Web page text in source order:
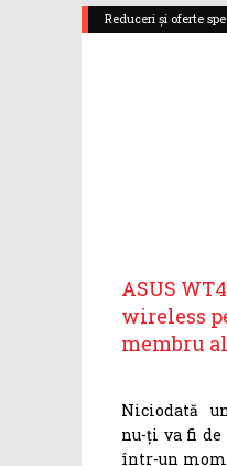
Reduceri și oferte
ASUS
wireless
membru
Niciodată
nu-ți va fi de
într-un